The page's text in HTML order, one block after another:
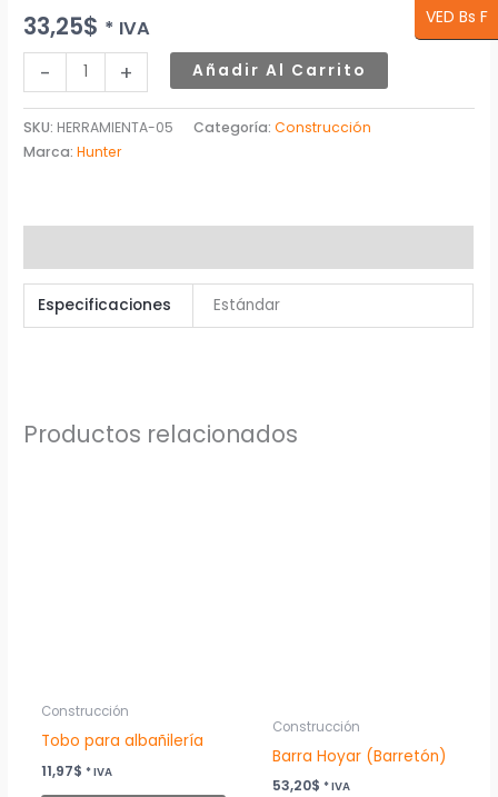
33,25$ * IVA
- + Añadir Al Carrito
SKU: HERRAMIENTA-05 Categoría:Construcción
Marca:Hunter
Especificaciones Estándar
Productos relacionados
Construcción
Tobo para albañilería
11,97$ * IVA
Construcción
Barra Hoyar (Barretón)
53,20$ * IVA
VED Bs F